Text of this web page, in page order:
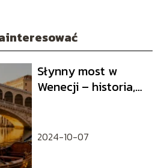
Słynny most w
Wenecji – historia,
2024-10-07